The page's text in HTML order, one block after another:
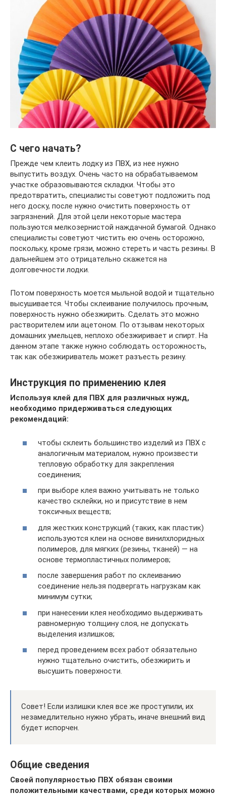
С чего начать?
Прежде чем клеить лодку из ПВХ, из нее нужно
выпустить воздух. Очень часто на обрабатываемом
участке образовываются складки. Чтобы это
предотвратить, специалисты советуют подложить под
него доску, после нужно очистить поверхность от
загрязнений. Для этой цели некоторые мастера
пользуются мелкозернистой наждачной бумагой. Однако
специалисты советуют чистить ею очень осторожно,
поскольку, кроме грязи, можно стереть и часть резины. В
дальнейшем это отрицательно скажется на
долговечности лодки.
Потом поверхность моется мыльной водой и тщательно
высушивается. Чтобы склеивание получилось прочным,
поверхность нужно обезжирить. Сделать это можно
растворителем или ацетоном. По отзывам некоторых
домашних умельцев, неплохо обезжиривает и спирт. На
данном этапе также нужно соблюдать осторожность,
так как обезжириватель может разъесть резину.
Инструкция по применению клея
Используя клей для ПВХ для различных нужд,
необходимо придерживаться следующих
рекомендаций:
чтобы склеить большинство изделий из ПВХ с
аналогичным материалом, нужно произвести
тепловую обработку для закрепления
соединения;
при выборе клея важно учитывать не только
качество склейки, но и присутствие в нем
токсичных веществ;
для жестких конструкций (таких, как пластик)
используются клеи на основе винилхлоридных
полимеров, для мягких (резины, тканей) — на
основе термопластичных полимеров;
после завершения работ по склеиванию
соединение нельзя подвергать нагрузкам как
минимум сутки;
при нанесении клея необходимо выдерживать
равномерную толщину слоя, не допускать
выделения излишков;
перед проведением всех работ обязательно
нужно тщательно очистить, обезжирить и
высушить поверхности.
Совет! Если излишки клея все же проступили, их
незамедлительно нужно убрать, иначе внешний вид
будет испорчен.
Общие сведения
Своей популярностью ПВХ обязан своими
положительными качествами, среди которых можно